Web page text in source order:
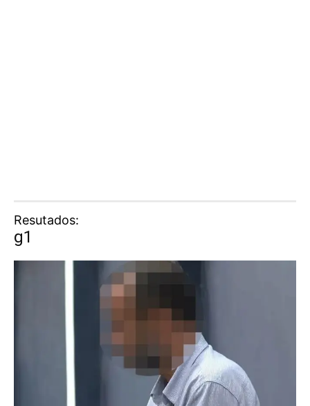
Resutados:
g1